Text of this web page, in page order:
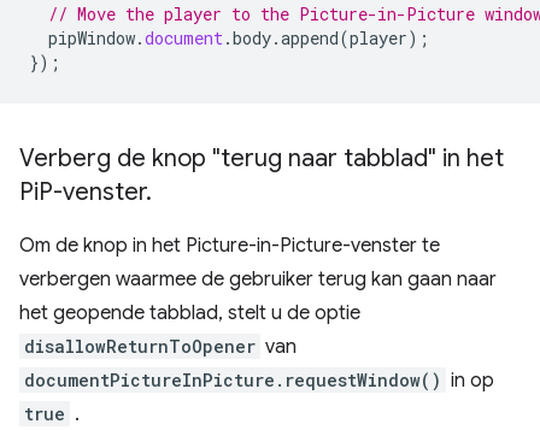
// Move the player to the Picture-in-Picture
pipWindow.document .body.append(player);
});
Verberg de knop "terug naar tabblad" in het
PiP-venster.
Om de knop in het Picture-in-Picture-venster te
verbergen waarmee de gebruiker terug kan gaan naar
het geopende tabblad, stelt u de optie
disallowReturnToOpener van
documentPictureInPicture.requestWindow() in op
true .